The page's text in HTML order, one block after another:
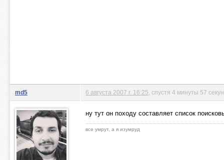
md5 6 августа 2007 г. 16:25 , спустя 4 минуты 57
ну тут он походу составляет список
все умрут, а я изумруд